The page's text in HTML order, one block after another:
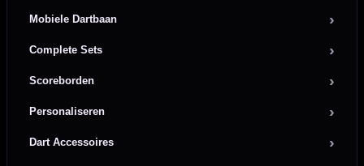
Mobiele Dartbaan
Complete Sets
Scoreborden
Personaliseren
Dart Accessoires